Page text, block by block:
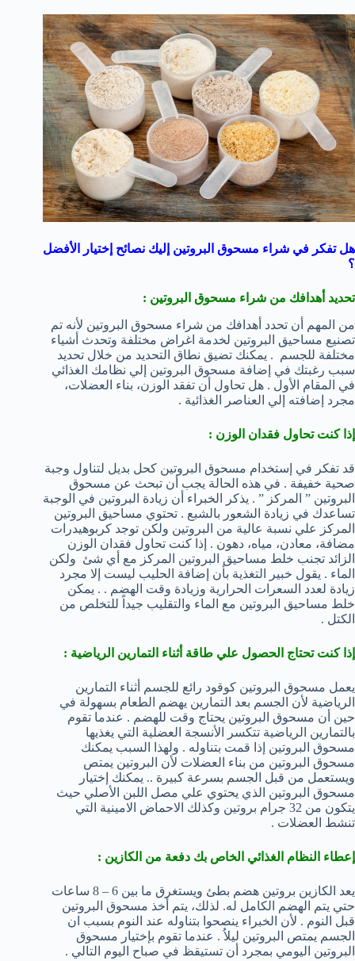
هل تفكر في شراء مسحوق البروتين إليك نصائح إختيار الأفضل
؟
تحديد أهدافك من شراء مسحوق البروتين :
من المهم أن تحدد أهدافك من شراء مسحوق البروتين لأنه تم
تصنيع مساحيق البروتين لخدمة اغراض مختلفة وتحدث أشياء
مختلفة للجسم . يمكنك تضيق نطاق التحديد من خلال تحديد
سبب رغبتك في إضافة مسحوق البروتين إلي نظامك الغذائي
في المقام الأول . هل تحاول أن تفقد الوزن، بناء العضلات،
مجرد إضافته إلي العناصر الغذائية .
إذا كنت تحاول فقدان الوزن :
قد تفكر في إستخدام مسحوق البروتين كحل بديل لتناول وجبة
صحية خفيفة . في هذه الحالة يجب أن تبحث عن مسحوق
البروتين ” المركز ” . يذكر الخبراء أن زيادة البروتين في الوجبة
تساعدك في زيادة الشعور بالشبع . تحتوي مساحيق البروتين
المركز علي نسبة عالية من البروتين ولكن توجد كربوهيدرات
مضافة، معادن، مياه، دهون . إذا كنت تحاول فقدان الوزن
الزائد تجنب خلط مساحيق البروتين المركز مع أي شئ ولكن
الماء . يقول خبير التغذية بأن إضافة الحليب ليست إلا مجرد
زيادة لعدد السعرات الحرارية وزيادة وقت الهضم . . يمكن
خلط مساحيق البروتين مع الماء والتقليب جيداً للتخلص من
الكتل .
إذا كنت تحتاج الحصول علي طاقة أثناء التمارين الرياضية :
يعمل مسحوق البروتين كوقود رائع للجسم أثناء التمارين
الرياضية لأن الجسم بعد التمارين يهضم الطعام بسهولة في
حين أن مسحوق البروتين يحتاج وقت للهضم . عندما تقوم
بالتمارين الرياضية تتكسر الأنسجة العضلية التي يغذيها
مسحوق البروتين إذا قمت بتناوله . ولهذا السبب يمكنك
مسحوق البروتين من بناء العضلات لأن البروتين يمتص
ويستعمل من قبل الجسم بسرعة كبيرة .. يمكنك إختيار
مسحوق البروتين الذي يحتوي علي مصل اللبن الأصلي حيث
يتكون من 32 جرام بروتين وكذلك الاحماض الامينية التي
تنشط العضلات .
إعطاء النظام الغذائي الخاص بك دفعة من الكازين :
يعد الكازين بروتين هضم بطئ ويستغرق ما بين 6 – 8 ساعات
حتي يتم الهضم الكامل له. لذلك، يتم أخذ مسحوق البروتين
قبل النوم . لأن الخبراء ينصحوا بتناوله عند النوم بسبب ان
الجسم يمتص البروتين ليلاُ . عندما تقوم بإختيار مسحوق
البروتين اليومي بمجرد أن تستيقظ في صباح اليوم التالي .